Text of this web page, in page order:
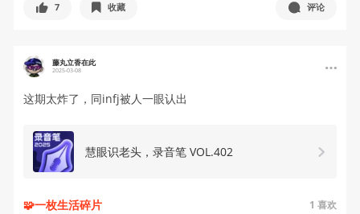
7 收藏 评论
藤丸立香在此
2025-03-08
这期太炸了，同infj被人一眼认出
慧眼识老头，录音笔 VOL.402
🧩一枚生活碎片 1 喜欢